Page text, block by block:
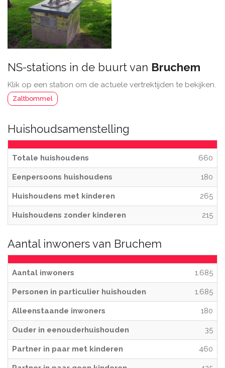
NS-stations in de buurt van Bruchem
Klik op een station om de actuele vertrektijden te bekijken.
Zaltbommel
Huishoudsamenstelling
Totale huishoudens 660
Eenpersoons huishoudens 180
Huishoudens met kinderen 265
Huishoudens zonder kinderen 215
Aantal inwoners van Bruchem
Aantal inwoners 1.685
Personen in particulier huishouden 1.685
Alleenstaande inwoners 180
Ouder in eenouderhuishouden 35
Partner in paar met kinderen 460